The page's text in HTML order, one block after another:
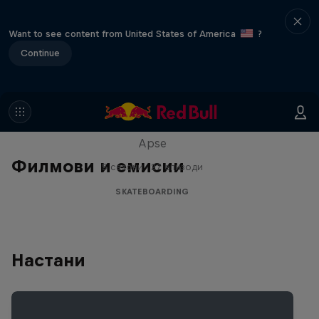
Want to see content from United States of America
?
Continue
Филмови и емисии
Skate Tales
Apse
5 сезони · 27 епизоди
SKATEBOARDING
Настани